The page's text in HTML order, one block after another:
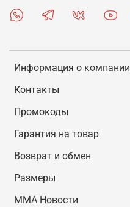
Информация о компании
Контакты
Промокоды
Гарантия на товар
Возврат и обмен
Размеры
MMA Новости